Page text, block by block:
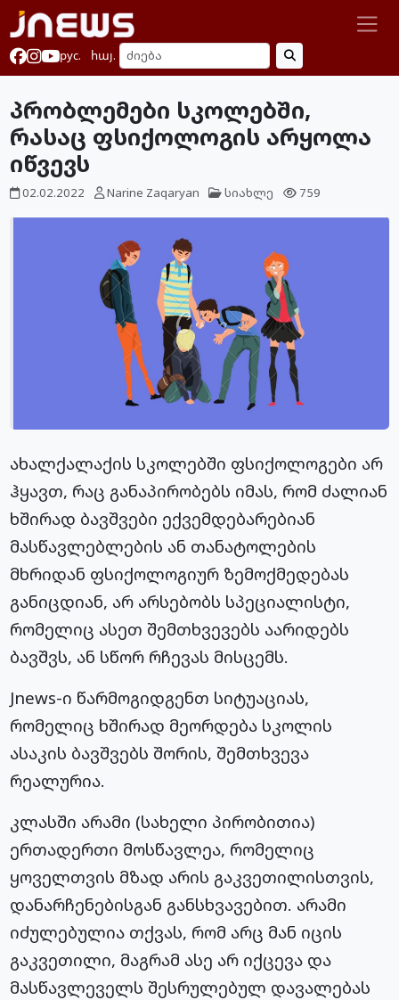
рус. հայ.
პრობლემები სკოლებში,
რასაც ფსიქოლოგის არყოლა
იწვევს
02.02.2022 Narine Zaqaryan სიახლე 759
ახალქალაქის სკოლებში ფსიქოლოგები არ
ჰყავთ, რაც განაპირობებს იმას, რომ ძალიან
ხშირად ბავშვები ექვემდებარებიან
მასწავლებლების ან თანატოლების
მხრიდან ფსიქოლოგიურ ზემოქმედებას
განიცდიან, არ არსებობს სპეციალისტი,
რომელიც ასეთ შემთხვევებს აარიდებს
ბავშვს, ან სწორ რჩევას მისცემს.
Jnews-ი წარმოგიდგენთ სიტუაციას,
რომელიც ხშირად მეორდება სკოლის
ასაკის ბავშვებს შორის, შემთხვევა
რეალურია.
კლასში არამი (სახელი პირობითია)
ერთადერთი მოსწავლეა, რომელიც
ყოველთვის მზად არის გაკვეთილისთვის,
დანარჩენებისგან განსხვავებით. არამი
იძულებულია თქვას, რომ არც მან იცის
გაკვეთილი, მაგრამ ასე არ იქცევა და
მასწავლეველს შესრულებულ დავალებას